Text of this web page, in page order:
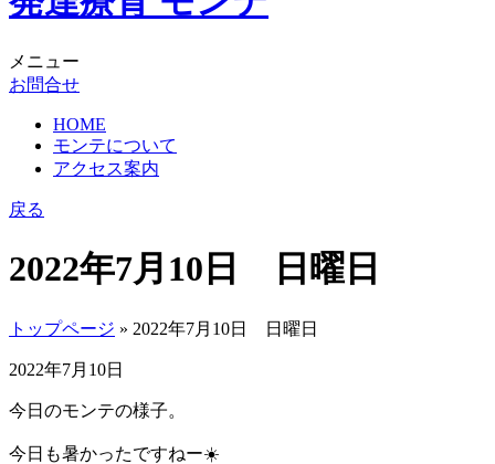
メニュー
お問合せ
HOME
モンテについて
アクセス案内
戻る
2022年7月10日 日曜日
トップページ » 2022年7月10日 日曜日
2022年7月10日
今日のモンテの様子。
今日も暑かったですねー☀️